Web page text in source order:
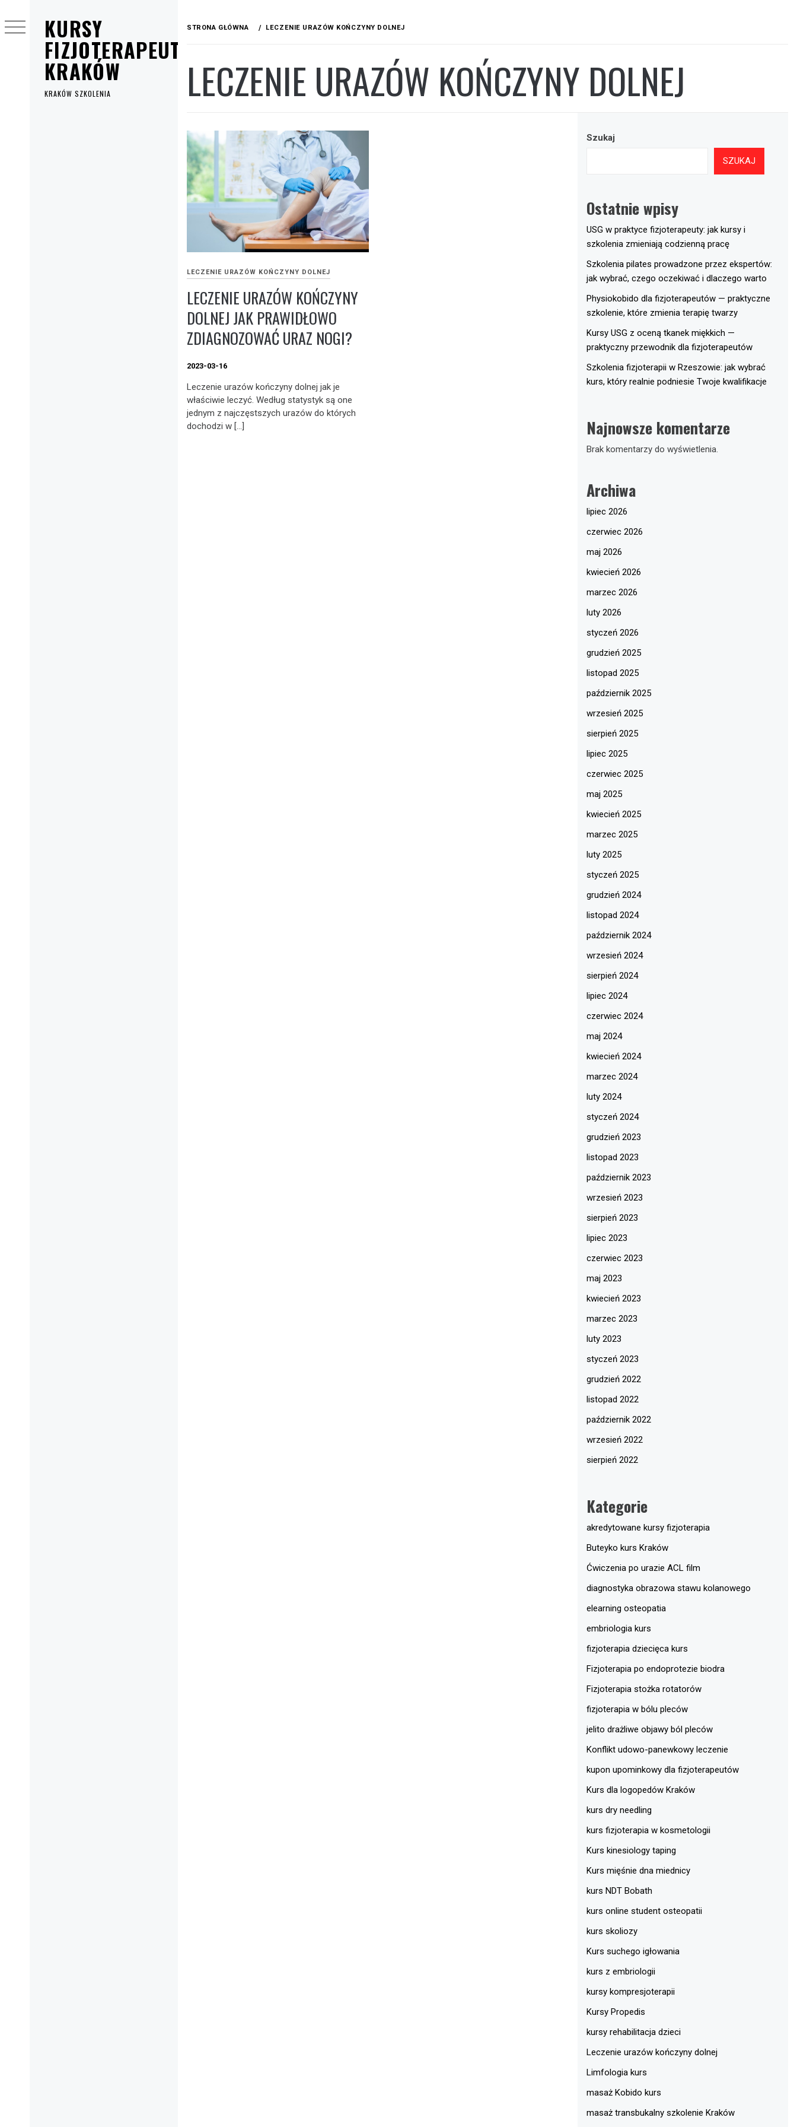
KURSY
FIZJOTERAPEUTYCZNE
KRAKÓW
KRAKÓW SZKOLENIA
do
treści
STRONA GŁÓWNA LECZENIE URAZÓW KOŃCZYNY DOLNEJ
LECZENIE URAZÓW KOŃCZYNY DOLNEJ
LECZENIE URAZÓW KOŃCZYNY DOLNEJ
LECZENIE URAZÓW KOŃCZYNY
DOLNEJ JAK PRAWIDŁOWO
ZDIAGNOZOWAĆ URAZ NOGI?
2023-03-16
Leczenie urazów kończyny dolnej jak je
właściwie leczyć. Według statystyk są one
jednym z najczęstszych urazów do których
dochodzi w […]
Szukaj
SZUKAJ
Ostatnie wpisy
USG w praktyce fizjoterapeuty: jak kursy i
szkolenia zmieniają codzienną pracę
Szkolenia pilates prowadzone przez ekspertów:
jak wybrać, czego oczekiwać i dlaczego warto
Physiokobido dla fizjoterapeutów — praktyczne
szkolenie, które zmienia terapię twarzy
Kursy USG z oceną tkanek miękkich —
praktyczny przewodnik dla fizjoterapeutów
Szkolenia fizjoterapii w Rzeszowie: jak wybrać
kurs, który realnie podniesie Twoje kwalifikacje
Najnowsze komentarze
Brak komentarzy do wyświetlenia.
Archiwa
lipiec 2026
czerwiec 2026
maj 2026
kwiecień 2026
marzec 2026
luty 2026
styczeń 2026
grudzień 2025
listopad 2025
październik 2025
wrzesień 2025
sierpień 2025
lipiec 2025
czerwiec 2025
maj 2025
kwiecień 2025
marzec 2025
luty 2025
styczeń 2025
grudzień 2024
listopad 2024
październik 2024
wrzesień 2024
sierpień 2024
lipiec 2024
czerwiec 2024
maj 2024
kwiecień 2024
marzec 2024
luty 2024
styczeń 2024
grudzień 2023
listopad 2023
październik 2023
wrzesień 2023
sierpień 2023
lipiec 2023
czerwiec 2023
maj 2023
kwiecień 2023
marzec 2023
luty 2023
styczeń 2023
grudzień 2022
listopad 2022
październik 2022
wrzesień 2022
sierpień 2022
Kategorie
akredytowane kursy fizjoterapia
Buteyko kurs Kraków
Ćwiczenia po urazie ACL film
diagnostyka obrazowa stawu kolanowego
elearning osteopatia
embriologia kurs
fizjoterapia dziecięca kurs
Fizjoterapia po endoprotezie biodra
Fizjoterapia stożka rotatorów
fizjoterapia w bólu pleców
jelito drażliwe objawy ból pleców
Konflikt udowo-panewkowy leczenie
kupon upominkowy dla fizjoterapeutów
Kurs dla logopedów Kraków
kurs dry needling
kurs fizjoterapia w kosmetologii
Kurs kinesiology taping
Kurs mięśnie dna miednicy
kurs NDT Bobath
kurs online student osteopatii
kurs skoliozy
Kurs suchego igłowania
kurs z embriologii
kursy kompresjoterapii
Kursy Propedis
kursy rehabilitacja dzieci
Leczenie urazów kończyny dolnej
Limfologia kurs
masaż Kobido kurs
masaż transbukalny szkolenie Kraków